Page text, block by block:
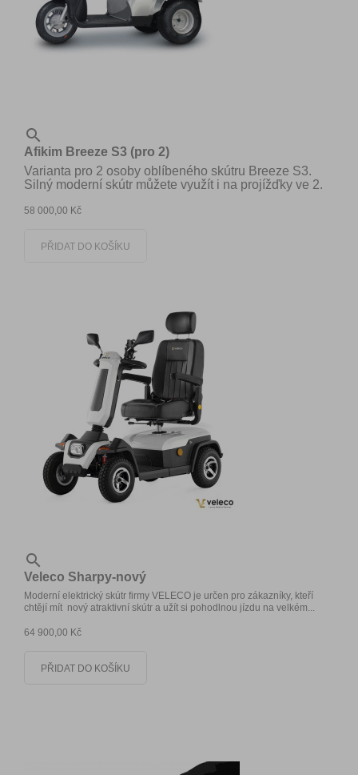

Afikim Breeze S3 (pro 2)
Varianta pro 2 osoby oblíbeného skútru Breeze S3.
Silný moderní skútr můžete využít i na projížďky ve 2.
58 000,00 Kč
PŘIDAT DO KOŠÍKU

Veleco Sharpy-nový
Moderní elektrický skútr firmy VELECO je určen pro zákazníky, kteří
chtějí mít nový atraktivní skútr a užít si pohodlnou jízdu na velkém...
64 900,00 Kč
PŘIDAT DO KOŠÍKU